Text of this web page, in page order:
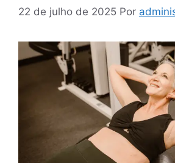
22 de julho de 2025 Por